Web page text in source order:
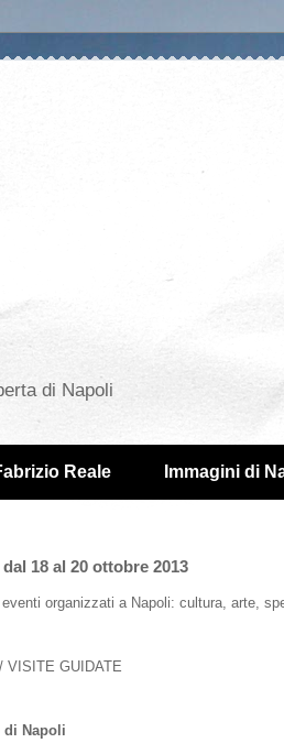
di Napoli
Reale Immagini di
18 al 20 ottobre 2013
organizzati a Napoli: cultura, arte,
VISITE GUIDATE
di Napoli